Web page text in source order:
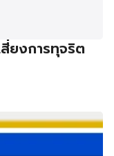
สี่ยงการทุจริต